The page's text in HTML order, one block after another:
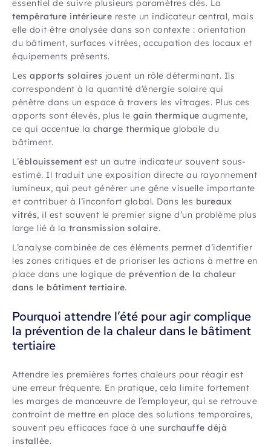
essentiel de suivre plusieurs paramètres clés. La
température intérieure reste un indicateur central, mais
elle doit être analysée dans son contexte : orientation
du bâtiment, surfaces vitrées, occupation des locaux et
équipements présents.
Les apports solaires jouent un rôle déterminant. Ils
correspondent à la quantité d’énergie solaire qui
pénètre dans un espace à travers les vitrages. Plus ces
apports sont élevés, plus le gain thermique augmente,
ce qui accentue la charge thermique globale du
bâtiment.
L’éblouissement est un autre indicateur souvent sous-
estimé. Il traduit une exposition directe au rayonnement
lumineux, qui peut générer une gêne visuelle importante
et contribuer à l’inconfort global. Dans les bureaux
vitrés, il est souvent le premier signe d’un problème plus
large lié à la transmission solaire.
L’analyse combinée de ces éléments permet d’identifier
les zones critiques et de prioriser les actions à mettre en
place dans une logique de prévention de la chaleur
dans le bâtiment tertiaire.
Pourquoi attendre l’été pour agir complique
la prévention de la chaleur dans le bâtiment
tertiaire
Attendre les premières fortes chaleurs pour réagir est
une erreur fréquente. En pratique, cela limite fortement
les marges de manœuvre de l’employeur, qui se retrouve
contraint de mettre en place des solutions temporaires,
souvent peu efficaces face à une surchauffe déjà
installée.